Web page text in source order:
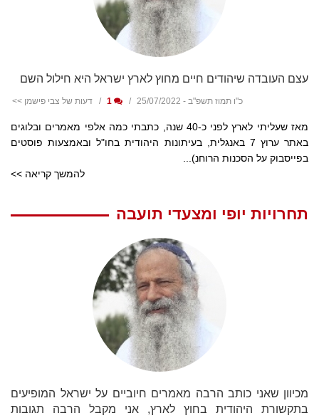
עצם העובדה שיהודים חיים מחוץ לארץ ישראל היא חילול השם
כ"ו תמוז תשפ"ב - 25/07/2022 דעות של צבי פישמן >>
מאז שעליתי לארץ לפני כ-40 שנה, כתבתי כמה אלפי מאמרים ובלוגים
באתר ערוץ 7 באנגלית, בעיתונות היהודית בחו"ל ובאמצעות פוסטים
בפייסבוק על הסכנות הרוחנ)...
להמשך קריאה >>
תחרויות יופי ומצעדי תועבה
מכיוון שאני כותב הרבה מאמרים חיוביים על ישראל המופיעים
בתקשורת היהודית בחוץ לארץ, אני מקבל הרבה תגובות